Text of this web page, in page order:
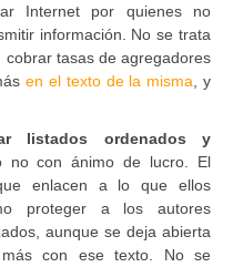
Internet por quienes no
información. No se trata
tasas de agregadores
en el texto de la misma , y
listados ordenados y
no con ánimo de lucro. El
enlacen a lo que ellos
proteger a los autores
aunque se deja abierta
con ese texto. No se